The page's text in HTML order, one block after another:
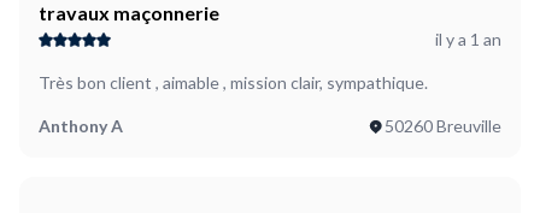
travaux maçonnerie
il y a 1 an
Très bon client , aimable , mission clair, sympathique.
Anthony A 50260 Breuville